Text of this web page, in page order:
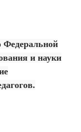
Федеральной
и науки